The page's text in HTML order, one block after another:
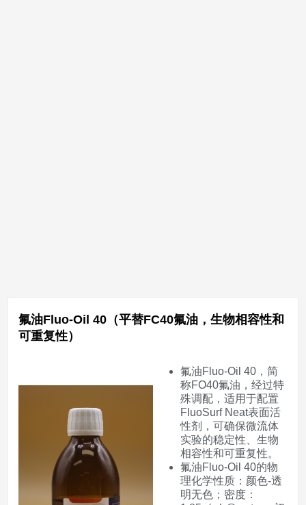
氟油Fluo-Oil 40（平替FC40氟油，生物相容性和
可重复性）
氟油Fluo-Oil 40，简
称FO40氟油，经过特
殊调配，适用于配置
FluoSurf Neat表面活
性剂，可确保微流体
实验的稳定性、生物
相容性和可重复性。
氟油Fluo-Oil 40的物
理化学性质：颜色-透
明无色；密度：